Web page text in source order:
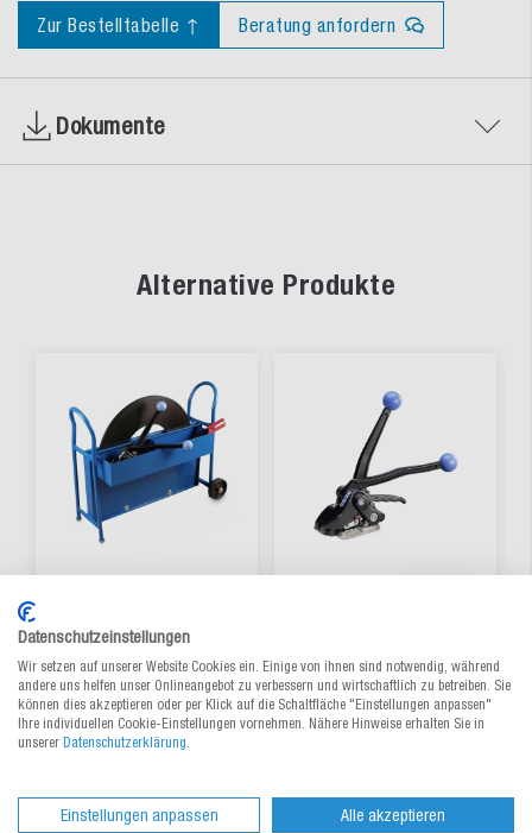
Zur Bestelltabelle ↑ Beratung anfordern
Dokumente
Alternative Produkte
Abrollwagen für
Zum Produkt
ab 332,00 € / St.
lieferbar
47
Zum Produkt
lieferbar
Datenschutzeinstellungen
Wir setzen auf unserer Website Cookies ein. Einige von ihnen sind notwendig, während
andere uns helfen unser Onlineangebot zu verbessern und wirtschaftlich zu betreiben. Sie
können dies akzeptieren oder per Klick auf die Schaltfläche "Einstellungen anpassen"
Ihre individuellen Cookie-Einstellungen vornehmen. Nähere Hinweise erhalten Sie in
unserer Datenschutzerklärung
Einstellungen anpassen Alle akzeptieren